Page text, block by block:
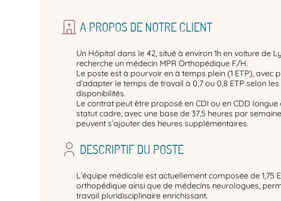
A PROPOS DE NOTRE CLIENT
Un Hôpital dans le 42, situé à environ 1h en voiture de
recherche un médecin MPR Orthopédique F/H.
Le poste est à pourvoir en à temps plein (1 ETP), avec
d’adapter le temps de travail à 0,7 ou 0,8 ETP selon les
disponibilités.
Le contrat peut être proposé en CDI ou en CDD longue
statut cadre, avec une base de 37,5 heures par
peuvent s’ajouter des heures supplémentaires.
DESCRIPTIF DU POSTE
L’équipe médicale est actuellement composée de 1,75
orthopédique ainsi que de médecins neurologues,
travail pluridisciplinaire enrichissant.